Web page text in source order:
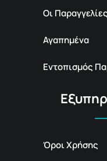
Οι
Αγαπημένα
Εντοπισμός
Όροι Χρήσης